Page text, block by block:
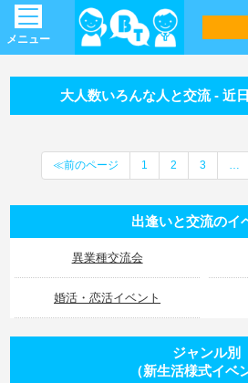
メニュー
出逢いと交流のイ
異業種交流会
婚活・恋活イベント
ジャンル別
（新生活様式イベ
大人数いろんな人と交流 - 近
≪前のページ 1 2 3 …